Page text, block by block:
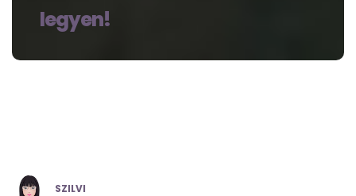
legyen!
POSTED
SZILVI